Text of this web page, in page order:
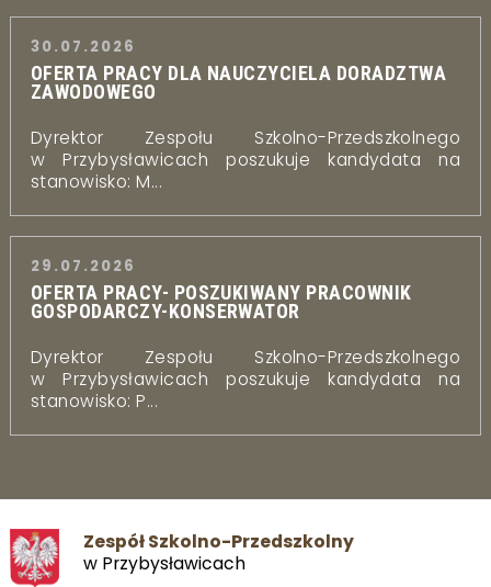
30.07.2026
OFERTA PRACY DLA NAUCZYCIELA DORADZTWA
ZAWODOWEGO
Dyrektor Zespołu Szkolno-Przedszkolnego
w Przybysławicach poszukuje kandydata na
stanowisko: M...
29.07.2026
OFERTA PRACY- POSZUKIWANY PRACOWNIK
GOSPODARCZY-KONSERWATOR
Dyrektor Zespołu Szkolno-Przedszkolnego
w Przybysławicach poszukuje kandydata na
stanowisko: P...
Zespół Szkolno-Przedszkolny
w Przybysławicach